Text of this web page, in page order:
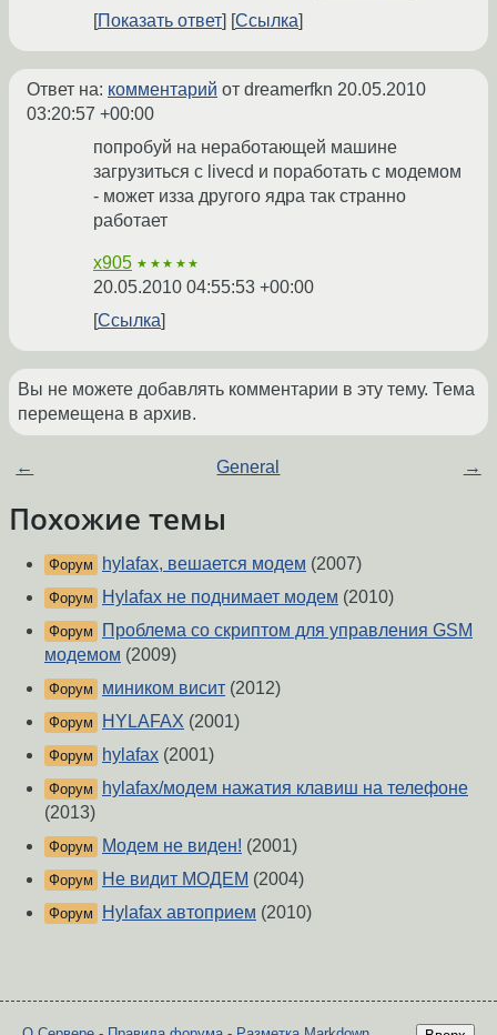
Показать ответ Ссылка
Ответ на: комментарий от dreamerfkn 20.05.2010
03:20:57 +00:00
попробуй на неработающей машине
загрузиться с livecd и поработать с модемом
- может изза другого ядра так странно
работает
x905 ★★★★★
20.05.2010 04:55:53 +00:00
Ссылка
Вы не можете добавлять комментарии в эту тему. Тема
перемещена в архив.
← General →
Похожие темы
Форум hylafax, вешается модем (2007)
Форум Hylafax не поднимает модем (2010)
Форум
Проблема со скриптом для управления GSM
модемом (2009)
Форум миником висит (2012)
Форум HYLAFAX (2001)
Форум hylafax (2001)
Форум
hylafax/модем нажатия клавиш на телефоне
(2013)
Форум Модем не виден! (2001)
Форум Не видит МОДЕМ (2004)
Форум Hylafax автоприем (2010)